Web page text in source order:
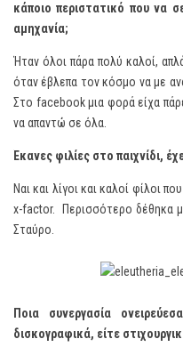
κάποιο περιστατικό που να
αμηχανία;
Ήταν όλοι πάρα πολύ καλοί,
όταν έβλεπα τον κόσμο να με
Στο facebook μια φορά είχα
να απαντώ σε όλα.
Έκανες φιλίες στο παιχνίδι,
Ναι και λίγοι και καλοί φίλοι
x-factor. Περισσότερο δέθηκα
Σταύρο.
Ποια συνεργασία
δισκογραφικά, είτε